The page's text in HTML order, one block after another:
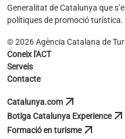
Generalitat de Catalunya que
polítiques de promoció turística.
© 2026 Agència Catalana de
Coneix l'ACT
Serveis
Contacte
Catalunya.com arrow_outward
s'obre en una pestanya nova
Botiga Catalunya Experiencearrow_outward
s'obre en una pestanya nova
Formació en turismearrow_outward
s'obre en una pestanya nova